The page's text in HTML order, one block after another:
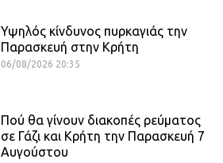
Υψηλός κίνδυνος πυρκαγιάς την
Παρασκευή στην Κρήτη
06/08/2026 20:35
Πού θα γίνουν διακοπές ρεύματος
σε Γάζι και Κρήτη την Παρασκευή 7
Αυγούστου